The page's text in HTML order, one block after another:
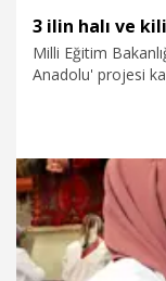
Milli Eğitim
Anadolu' projesi
motifleriyle
farklı yöresel
aktarmayı
Yardımcısı
dokumacılığı
yönelmesini de
5.08.2026 Video